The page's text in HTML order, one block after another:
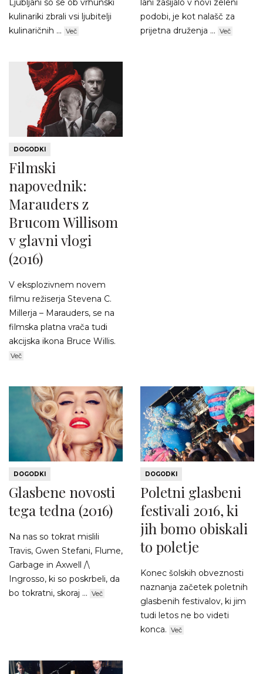
Ljubljani so se ob vrhunski
kulinariki zbrali vsi ljubitelji
kulinaričnih ... Več
lani zasijalo v novi zeleni
podobi, je kot nalašč za
prijetna druženja ... Več
DOGODKI
Filmski
napovednik:
Marauders z
Brucom Willisom
v glavni vlogi
(2016)
V eksplozivnem novem
filmu režiserja Stevena C.
Millerja – Marauders, se na
filmska platna vrača tudi
akcijska ikona Bruce Willis.
Več
DOGODKI
Glasbene novosti
tega tedna (2016)
Na nas so tokrat mislili
Travis, Gwen Stefani, Flume,
Garbage in Axwell /\
Ingrosso, ki so poskrbeli, da
bo tokratni, skoraj ... Več
DOGODKI
Poletni glasbeni
festivali 2016, ki
jih bomo obiskali
to poletje
Konec šolskih obveznosti
naznanja začetek poletnih
glasbenih festivalov, ki jim
tudi letos ne bo videti
konca. Več